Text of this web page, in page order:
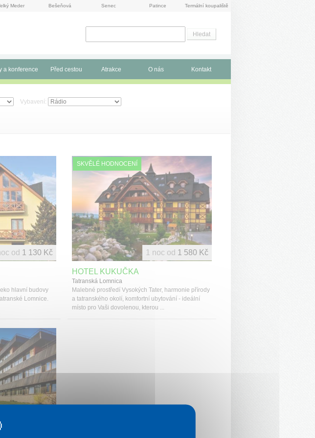
Meder Bešeňová Senec Patince Termální koupaliště
a konference Před cestou Atrakce O nás Kontakt
Vybavení:
hlavní budovy
Lomnice.
od 1 130 Kč
SKVĚLÉ HODNOCENÍ
HOTEL KUKUČKA
Tatranská Lomnica
Malebné prostředí Vysokých Tater, harmonie přírody
a tatranského okolí, komfortní ubytování - ideální
místo pro Vaši dovolenou, kterou ...
1 noc od 1 580 Kč
od